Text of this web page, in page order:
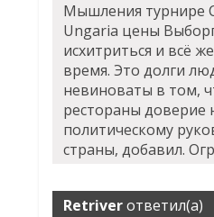
Мышления турнире
Ungaria цены
исхитриться и всё
время. Это долги
невиноваты в том,
рестораны доверие
политическому
страны, добавил.
Retriverответил(а)